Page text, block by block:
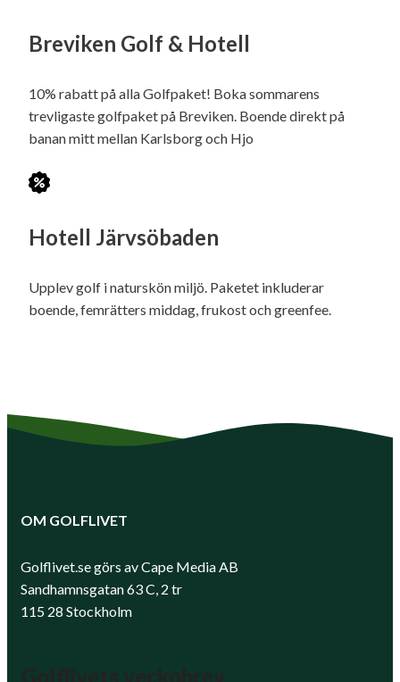
Breviken Golf & Hotell
10% rabatt på alla Golfpaket! Boka sommarens
trevligaste golfpaket på Breviken. Boende direkt på
banan mitt mellan Karlsborg och Hjo
Hotell Järvsöbaden
Upplev golf i naturskön miljö. Paketet inkluderar
boende, femrätters middag, frukost och greenfee.
OM GOLFLIVET
Golflivet.se görs av Cape Media AB
Sandhamnsgatan 63 C, 2 tr
115 28 Stockholm